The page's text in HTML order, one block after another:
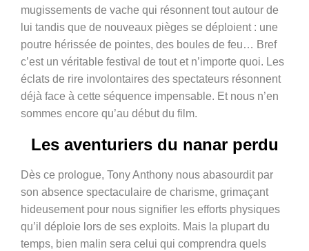
mugissements de vache qui résonnent tout autour de
lui tandis que de nouveaux pièges se déploient : une
poutre hérissée de pointes, des boules de feu… Bref
c’est un véritable festival de tout et n’importe quoi. Les
éclats de rire involontaires des spectateurs résonnent
déjà face à cette séquence impensable. Et nous n’en
sommes encore qu’au début du film.
Les aventuriers du nanar perdu
Dès ce prologue, Tony Anthony nous abasourdit par
son absence spectaculaire de charisme, grimaçant
hideusement pour nous signifier les efforts physiques
qu’il déploie lors de ses exploits. Mais la plupart du
temps, bien malin sera celui qui comprendra quels